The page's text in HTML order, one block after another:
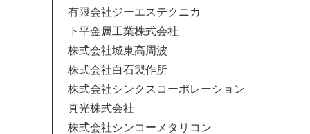
有限会社ジーエステクニカ
下平金属工業株式会社
株式会社城東高周波
株式会社白石製作所
株式会社シンクスコーポレーション
真光株式会社
株式会社シンコーメタリコン